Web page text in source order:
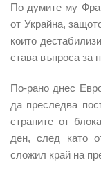
По думите му
от Украйна,
които
става въпроса за
По-рано днес
да преследва
страните от
ден, след като
сложил край на